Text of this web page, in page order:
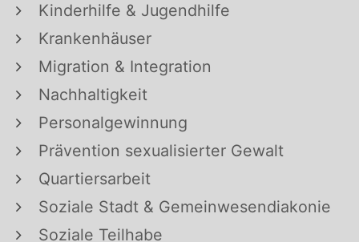
Kinderhilfe & Jugendhilfe
Krankenhäuser
Migration & Integration
Nachhaltigkeit
Personalgewinnung
Prävention sexualisierter Gewalt
Quartiersarbeit
Soziale Stadt & Gemeinwesendiakonie
Soziale Teilhabe